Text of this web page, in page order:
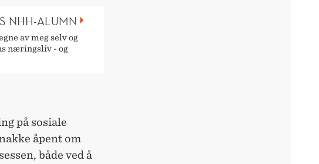
NHH-ALUMN
av meg selv og
næringsliv - og
på sosiale
åpent om
både ved å